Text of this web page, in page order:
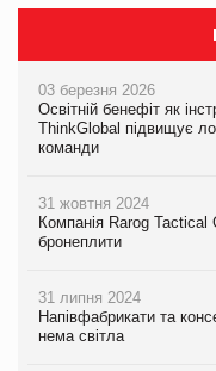
03 березня 2026
Освітній бенефіт як
ThinkGlobal підвищує
команди
31 жовтня 2024
Компанія Rarog Tactical
бронеплити
31 липня 2024
Напівфабрикати та
нема світла